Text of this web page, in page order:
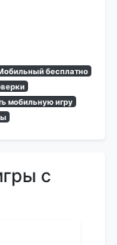
бесплатно
мобильную игру
с